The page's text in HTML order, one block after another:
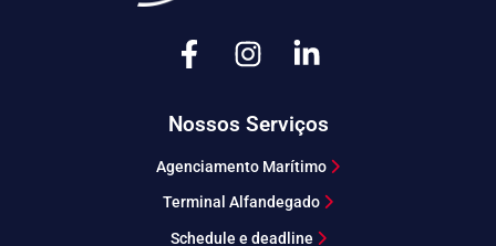
Nossos Serviços
Agenciamento Marítimo
Terminal Alfandegado
Schedule e deadline